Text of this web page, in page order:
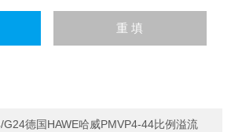
G24德国HAWE哈威PMVP4-44比例溢流